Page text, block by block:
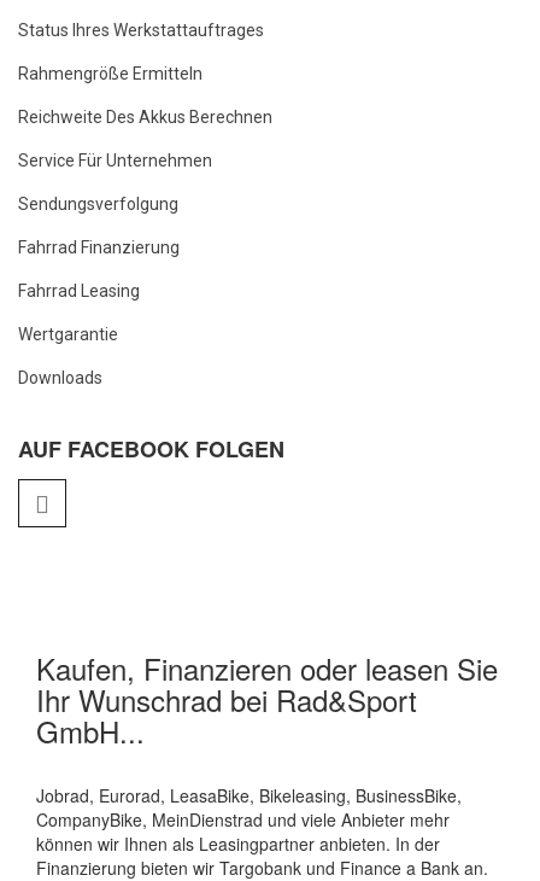
Status Ihres Werkstattauftrages
Rahmengröße Ermitteln
Reichweite Des Akkus Berechnen
Service Für Unternehmen
Sendungsverfolgung
Fahrrad Finanzierung
Fahrrad Leasing
Wertgarantie
Downloads
AUF FACEBOOK FOLGEN
Kaufen, Finanzieren oder leasen Sie
Ihr Wunschrad bei Rad&Sport
GmbH...
Jobrad, Eurorad, LeasaBike, Bikeleasing, BusinessBike,
CompanyBike, MeinDienstrad und viele Anbieter mehr
können wir Ihnen als Leasingpartner anbieten. In der
Finanzierung bieten wir Targobank und Finance a Bank an.